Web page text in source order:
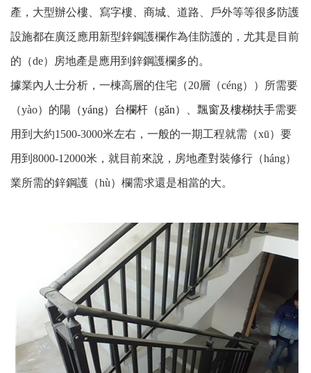
產，大型辦公樓、寫字樓、商城、道路、戶外等等很多防護
設施都在廣泛應用新型鋅鋼護欄作為佳防護的，尤其是目前
的（de）房地產是應用到鋅鋼護欄多的。
據業內人士分析，一棟高層的住宅（20層（céng））所需要
（yào）的陽（yáng）台欄杆（gǎn） 、飄窗及樓梯扶手需要
用到大約1500-3000米左右，一般的一期工程就需（xū）要
用到8000-12000米，就目前來說，房地產對裝修行（háng）
業所需的鋅鋼護（hù）欄需求還是相當的大。